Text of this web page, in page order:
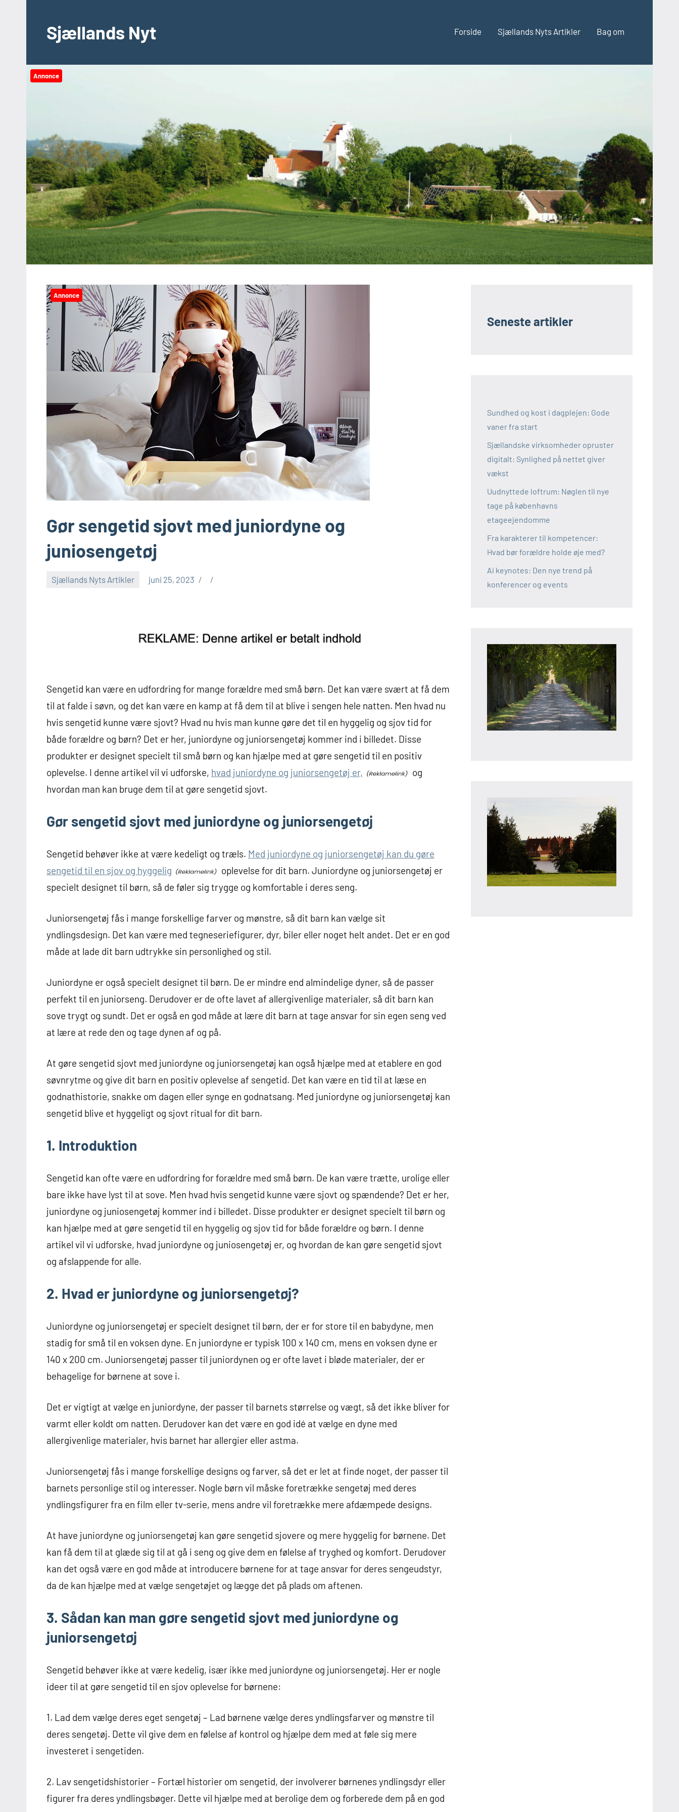
indholdSjællands Nyt Forside Sjællands Nyts Artikler Bag om
Annonce
Annonce
Gør sengetid sjovt med juniordyne og
juniosengetøj
Sjællands Nyts Artikler juni 25, 2023
Sengetid kan være en udfordring for mange forældre med små børn. Det kan være svært at få dem
til at falde i søvn, og det kan være en kamp at få dem til at blive i sengen hele natten. Men hvad nu
hvis sengetid kunne være sjovt? Hvad nu hvis man kunne gøre det til en hyggelig og sjov tid for
både forældre og børn? Det er her, juniordyne og juniorsengetøj kommer ind i billedet. Disse
produkter er designet specielt til små børn og kan hjælpe med at gøre sengetid til en positiv
oplevelse. I denne artikel vil vi udforske, hvad juniordyne og juniorsengetøj er,
og
hvordan man kan bruge dem til at gøre sengetid sjovt.
Gør sengetid sjovt med juniordyne og juniorsengetøj
Sengetid behøver ikke at være kedeligt og træls. Med juniordyne og juniorsengetøj kan du gøre
sengetid til en sjov og hyggelig
oplevelse for dit barn. Juniordyne og juniorsengetøj er
specielt designet til børn, så de føler sig trygge og komfortable i deres seng.
Juniorsengetøj fås i mange forskellige farver og mønstre, så dit barn kan vælge sit
yndlingsdesign. Det kan være med tegneseriefigurer, dyr, biler eller noget helt andet. Det er en god
måde at lade dit barn udtrykke sin personlighed og stil.
Juniordyne er også specielt designet til børn. De er mindre end almindelige dyner, så de passer
perfekt til en juniorseng. Derudover er de ofte lavet af allergivenlige materialer, så dit barn kan
sove trygt og sundt. Det er også en god måde at lære dit barn at tage ansvar for sin egen seng ved
at lære at rede den og tage dynen af og på.
At gøre sengetid sjovt med juniordyne og juniorsengetøj kan også hjælpe med at etablere en god
søvnrytme og give dit barn en positiv oplevelse af sengetid. Det kan være en tid til at læse en
godnathistorie, snakke om dagen eller synge en godnatsang. Med juniordyne og juniorsengetøj kan
sengetid blive et hyggeligt og sjovt ritual for dit barn.
1. Introduktion
Sengetid kan ofte være en udfordring for forældre med små børn. De kan være trætte, urolige eller
bare ikke have lyst til at sove. Men hvad hvis sengetid kunne være sjovt og spændende? Det er her,
juniordyne og juniosengetøj kommer ind i billedet. Disse produkter er designet specielt til børn og
kan hjælpe med at gøre sengetid til en hyggelig og sjov tid for både forældre og børn. I denne
artikel vil vi udforske, hvad juniordyne og juniosengetøj er, og hvordan de kan gøre sengetid sjovt
og afslappende for alle.
2. Hvad er juniordyne og juniorsengetøj?
Juniordyne og juniorsengetøj er specielt designet til børn, der er for store til en babydyne, men
stadig for små til en voksen dyne. En juniordyne er typisk 100 x 140 cm, mens en voksen dyne er
140 x 200 cm. Juniorsengetøj passer til juniordynen og er ofte lavet i bløde materialer, der er
behagelige for børnene at sove i.
Det er vigtigt at vælge en juniordyne, der passer til barnets størrelse og vægt, så det ikke bliver for
varmt eller koldt om natten. Derudover kan det være en god idé at vælge en dyne med
allergivenlige materialer, hvis barnet har allergier eller astma.
Juniorsengetøj fås i mange forskellige designs og farver, så det er let at finde noget, der passer til
barnets personlige stil og interesser. Nogle børn vil måske foretrække sengetøj med deres
yndlingsfigurer fra en film eller tv-serie, mens andre vil foretrække mere afdæmpede designs.
At have juniordyne og juniorsengetøj kan gøre sengetid sjovere og mere hyggelig for børnene. Det
kan få dem til at glæde sig til at gå i seng og give dem en følelse af tryghed og komfort. Derudover
kan det også være en god måde at introducere børnene for at tage ansvar for deres sengeudstyr,
da de kan hjælpe med at vælge sengetøjet og lægge det på plads om aftenen.
3. Sådan kan man gøre sengetid sjovt med juniordyne og
juniorsengetøj
Sengetid behøver ikke at være kedelig, især ikke med juniordyne og juniorsengetøj. Her er nogle
ideer til at gøre sengetid til en sjov oplevelse for børnene:
1. Lad dem vælge deres eget sengetøj – Lad børnene vælge deres yndlingsfarver og mønstre til
deres sengetøj. Dette vil give dem en følelse af kontrol og hjælpe dem med at føle sig mere
investeret i sengetiden.
2. Lav sengetidshistorier – Fortæl historier om sengetid, der involverer børnenes yndlingsdyr eller
figurer fra deres yndlingsbøger. Dette vil hjælpe med at berolige dem og forberede dem på en god
Seneste artikler
Sundhed og kost i dagplejen: Gode
vaner fra start
Sjællandske virksomheder opruster
digitalt: Synlighed på nettet giver
vækst
Uudnyttede loftrum: Nøglen til nye
tage på københavns
etageejendomme
Fra karakterer til kompetencer:
Hvad bør forældre holde øje med?
Ai keynotes: Den nye trend på
konferencer og events